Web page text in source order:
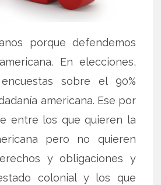
porque defendemos
En elecciones,
sobre el 90%
americana. Ese por
entre los que quieren la
pero no quieren
y obligaciones y
colonial y los que